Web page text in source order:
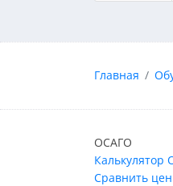
Главная
ОСАГО
Калькулятор
Сравнить